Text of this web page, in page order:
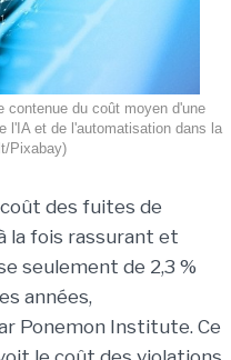
contenue du coût moyen d'une
l'IA et de l'automatisation dans la
Pixabay)
des fuites de
la fois rassurant et
seulement de 2,3 %
années,
Ponemon Institute. Ce